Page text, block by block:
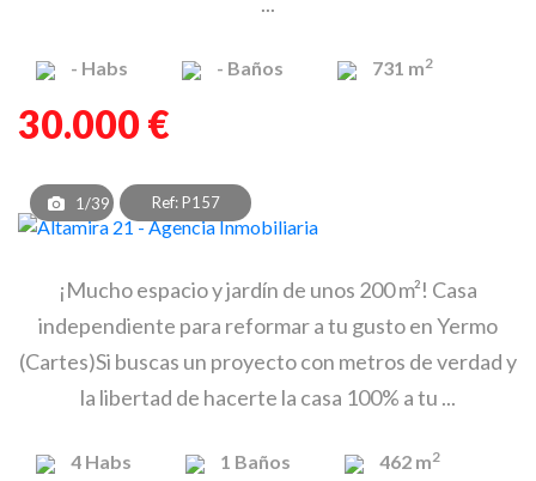
- Habs - Baños 731 m2
30.000 €
1/39 Ref: P157
¡Mucho espacio y jardín de unos 200 m²! Casa
independiente para reformar a tu gusto en Yermo
(Cartes)Si buscas un proyecto con metros de verdad y
la libertad de hacerte la casa 100% a tu ...
4 Habs 1 Baños 462 m2